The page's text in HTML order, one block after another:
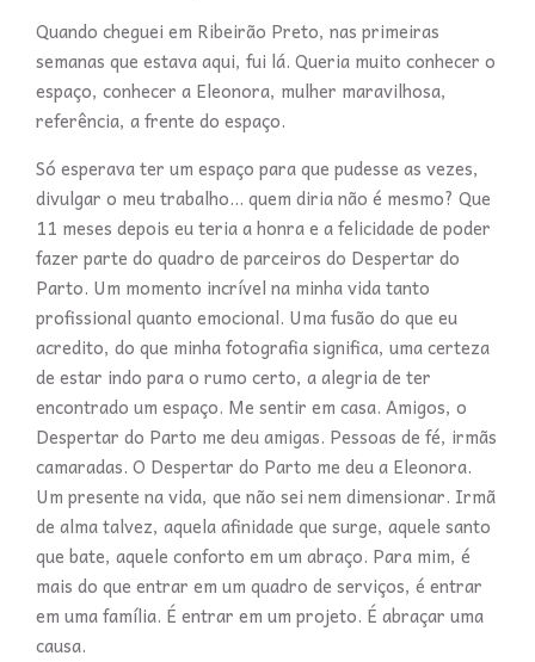
Quando cheguei em Ribeirão Preto, nas primeiras
semanas que estava aqui, fui lá. Queria muito conhecer o
espaço, conhecer a Eleonora, mulher maravilhosa,
referência, a frente do espaço.
Só esperava ter um espaço para que pudesse as vezes,
divulgar o meu trabalho... quem diria não é mesmo? Que
11 meses depois eu teria a honra e a felicidade de poder
fazer parte do quadro de parceiros do Despertar do
Parto. Um momento incrível na minha vida tanto
profissional quanto emocional. Uma fusão do que eu
acredito, do que minha fotografia significa, uma certeza
de estar indo para o rumo certo, a alegria de ter
encontrado um espaço. Me sentir em casa. Amigos, o
Despertar do Parto me deu amigas. Pessoas de fé, irmãs
camaradas. O Despertar do Parto me deu a Eleonora.
Um presente na vida, que não sei nem dimensionar. Irmã
de alma talvez, aquela afinidade que surge, aquele santo
que bate, aquele conforto em um abraço. Para mim, é
mais do que entrar em um quadro de serviços, é entrar
em uma família. É entrar em um projeto. É abraçar uma
causa.